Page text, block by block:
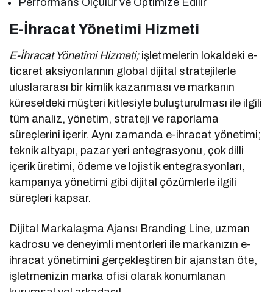
E-İhracat Yönetimi Hizmeti
E-İhracat Yönetimi Hizmeti;işletmelerin lokaldeki e-
ticaret aksiyonlarının global dijital stratejilerle
uluslararası bir kimlik kazanması ve markanın
küreseldeki müşteri kitlesiyle buluşturulması ile ilgili
tüm analiz, yönetim, strateji ve raporlama
süreçlerini içerir. Aynı zamanda e-ihracat yönetimi;
teknik altyapı, pazar yeri entegrasyonu, çok dilli
içerik üretimi, ödeme ve lojistik entegrasyonları,
kampanya yönetimi gibi dijital çözümlerle ilgili
süreçleri kapsar.
Dijital Markalaşma Ajansı Branding Line, uzman
kadrosu ve deneyimli mentorleri ile markanızın e-
ihracat yönetimini gerçekleştiren bir ajanstan öte,
işletmenizin marka ofisi olarak konumlanan